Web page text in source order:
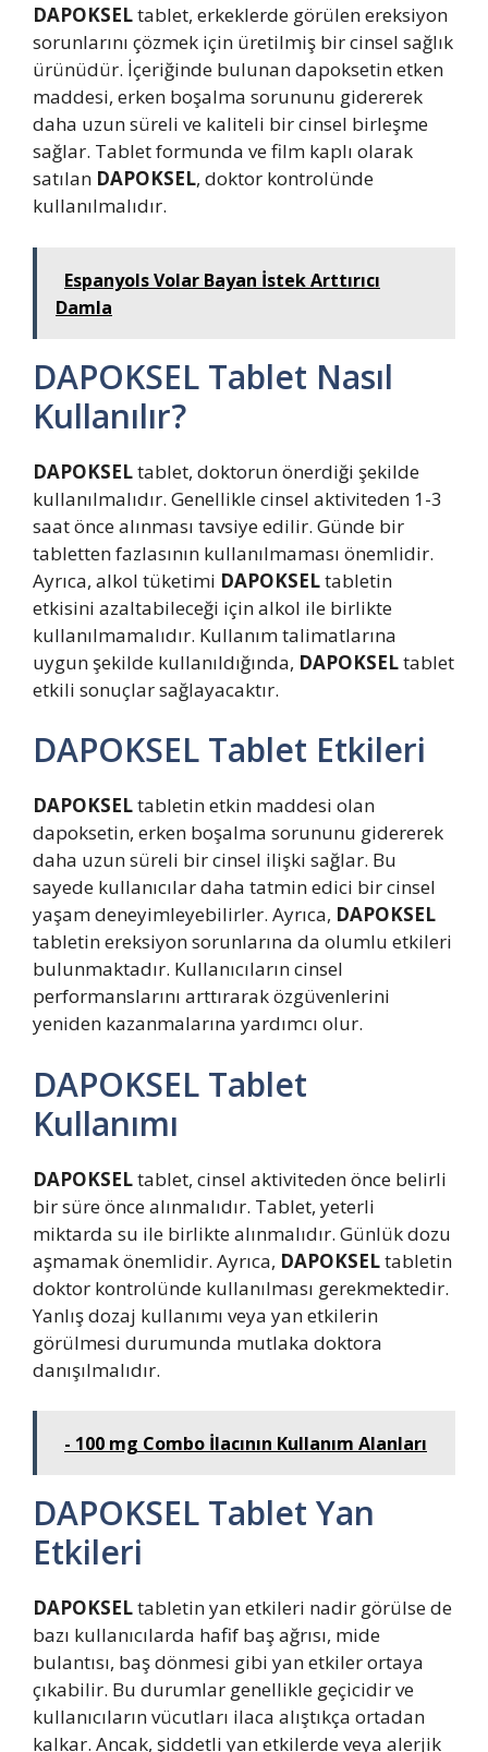
DAPOKSELtablet, erkeklerde görülen ereksiyon
sorunlarını çözmek için üretilmiş bir cinsel sağlık
ürünüdür. İçeriğinde bulunan dapoksetin etken
maddesi, erken boşalma sorununu gidererek
daha uzun süreli ve kaliteli bir cinsel birleşme
sağlar. Tablet formunda ve film kaplı olarak
satılan DAPOKSEL, doktor kontrolünde
kullanılmalıdır.
Espanyols Volar Bayan İstek Arttırıcı
Damla
DAPOKSEL Tablet Nasıl
Kullanılır?
DAPOKSELtablet, doktorun önerdiği şekilde
kullanılmalıdır. Genellikle cinsel aktiviteden 1-3
saat önce alınması tavsiye edilir. Günde bir
tabletten fazlasının kullanılmaması önemlidir.
Ayrıca, alkol tüketimi DAPOKSELtabletin
etkisini azaltabileceği için alkol ile birlikte
kullanılmamalıdır. Kullanım talimatlarına
uygun şekilde kullanıldığında, DAPOKSELtablet
etkili sonuçlar sağlayacaktır.
DAPOKSEL Tablet Etkileri
DAPOKSELtabletin etkin maddesi olan
dapoksetin, erken boşalma sorununu gidererek
daha uzun süreli bir cinsel ilişki sağlar. Bu
sayede kullanıcılar daha tatmin edici bir cinsel
yaşam deneyimleyebilirler. Ayrıca, DAPOKSEL
tabletin ereksiyon sorunlarına da olumlu etkileri
bulunmaktadır. Kullanıcıların cinsel
performanslarını arttırarak özgüvenlerini
yeniden kazanmalarına yardımcı olur.
DAPOKSEL Tablet
Kullanımı
DAPOKSELtablet, cinsel aktiviteden önce belirli
bir süre önce alınmalıdır. Tablet, yeterli
miktarda su ile birlikte alınmalıdır. Günlük dozu
aşmamak önemlidir. Ayrıca, DAPOKSELtabletin
doktor kontrolünde kullanılması gerekmektedir.
Yanlış dozaj kullanımı veya yan etkilerin
görülmesi durumunda mutlaka doktora
danışılmalıdır.
- 100 mg Combo İlacının Kullanım Alanları
DAPOKSEL Tablet Yan
Etkileri
DAPOKSELtabletin yan etkileri nadir görülse de
bazı kullanıcılarda hafif baş ağrısı, mide
bulantısı, baş dönmesi gibi yan etkiler ortaya
çıkabilir. Bu durumlar genellikle geçicidir ve
kullanıcıların vücutları ilaca alıştıkça ortadan
kalkar. Ancak, şiddetli yan etkilerde veya alerjik